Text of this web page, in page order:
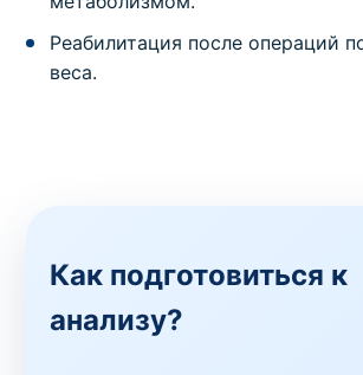
Реабилитация после операций
веса.
Как подготовиться к
анализу?